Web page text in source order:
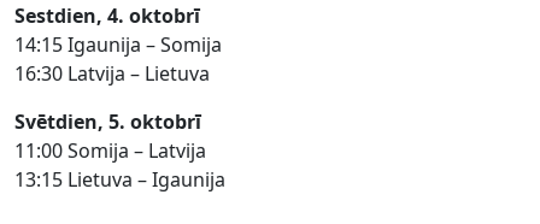
Sestdien, 4. oktobrī
14:15 Igaunija – Somija
16:30 Latvija – Lietuva
Svētdien, 5. oktobrī
11:00 Somija – Latvija
13:15 Lietuva – Igaunija